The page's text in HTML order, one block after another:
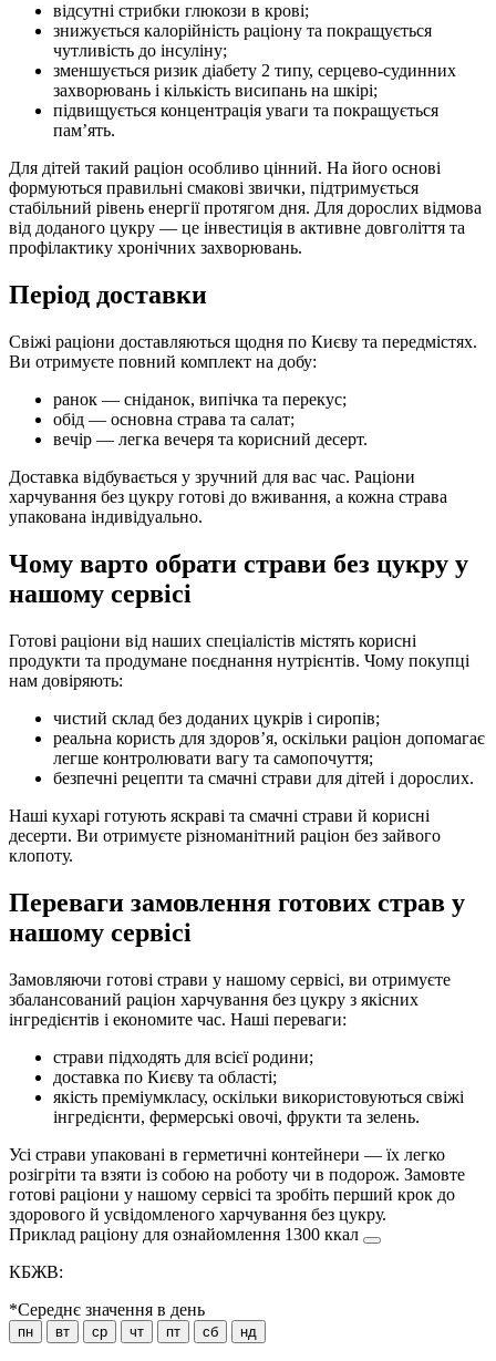
відсутні стрибки глюкози в крові;
знижується калорійність раціону та покращується
чутливість до інсуліну;
зменшується ризик діабету 2 типу, серцево-судинних
захворювань і кількість висипань на шкірі;
підвищується концентрація уваги та покращується
пам’ять.
Для дітей такий раціон особливо цінний. На його основі
формуються правильні смакові звички, підтримується
стабільний рівень енергії протягом дня. Для дорослих відмова
від доданого цукру — це інвестиція в активне довголіття та
профілактику хронічних захворювань.
Період доставки
Свіжі раціони доставляються щодня по Києву та передмістях.
Ви отримуєте повний комплект на добу:
ранок — сніданок, випічка та перекус;
обід — основна страва та салат;
вечір — легка вечеря та корисний десерт.
Доставка відбувається у зручний для вас час. Раціони
харчування без цукру готові до вживання, а кожна страва
упакована індивідуально.
Чому варто обрати страви без цукру у
нашому сервісі
Готові раціони від наших спеціалістів містять корисні
продукти та продумане поєднання нутрієнтів. Чому покупці
нам довіряють:
чистий склад без доданих цукрів і сиропів;
реальна користь для здоров’я, оскільки раціон допомагає
легше контролювати вагу та самопочуття;
безпечні рецепти та смачні страви для дітей і дорослих.
Наші кухарі готують яскраві та смачні страви й корисні
десерти. Ви отримуєте різноманітний раціон без зайвого
клопоту.
Переваги замовлення готових страв у
нашому сервісі
Замовляючи готові страви у нашому сервісі, ви отримуєте
збалансований раціон харчування без цукру з якісних
інгредієнтів і економите час. Наші переваги:
страви підходять для всієї родини;
доставка по Києву та області;
якість преміумкласу, оскільки використовуються свіжі
інгредієнти, фермерські овочі, фрукти та зелень.
Усі страви упаковані в герметичні контейнери — їх легко
розігріти та взяти із собою на роботу чи в подорож. Замовте
готові раціони у нашому сервісі та зробіть перший крок до
здорового й усвідомленого харчування без цукру.
Приклад раціону для ознайомлення 1300 ккал
КБЖВ:
*Середнє значення в день
пн вт ср чт пт сб нд